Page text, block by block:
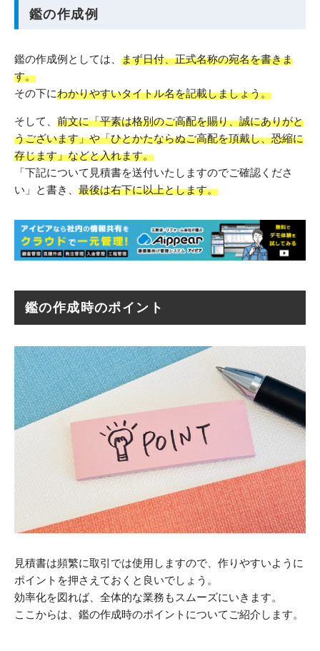
鑑の作成例
鑑の作成例としては、 まず日付、正式名称の宛名を書きま
す。
その下にわかりやすいタイトル名を記載しましょう。
そして、 前文に「平素は格別のご高配を賜り、誠にありがと
うございます」や「ひとかたならぬご高配を頂戴し、恐縮に
存じます」などと入れます。
「下記について見積書を送付いたしますのでご確認くださ
い」と書き、 最後は右下に以上とします。
鑑の作成時のポイント
見積書は頻繁に取引では使用しますので、作りやすいように
ポイントを押さえておくと良いでしょう。
効率化を図れば、全体的な業務もスムーズにいきます。
ここからは、鑑の作成時のポイントについてご紹介します。